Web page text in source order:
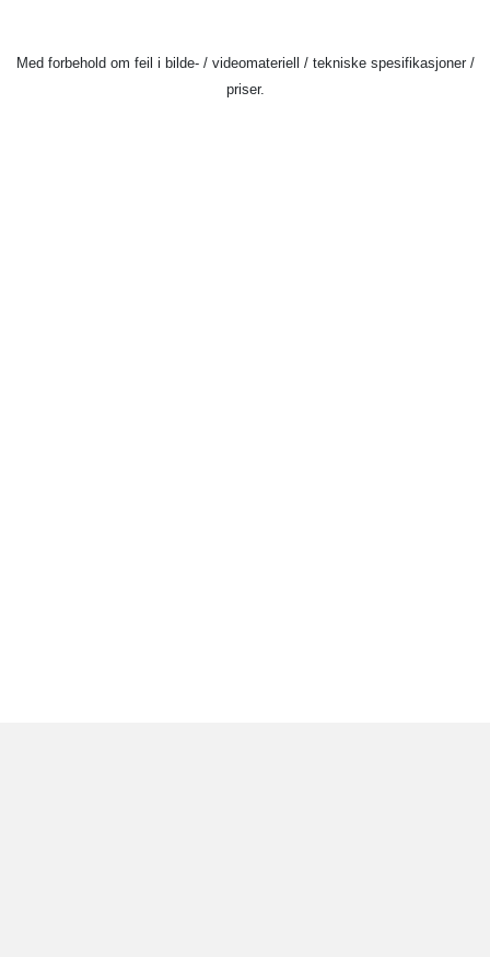
Med forbehold om feil i bilde- / videomateriell / tekniske spesifikasjoner /
priser.